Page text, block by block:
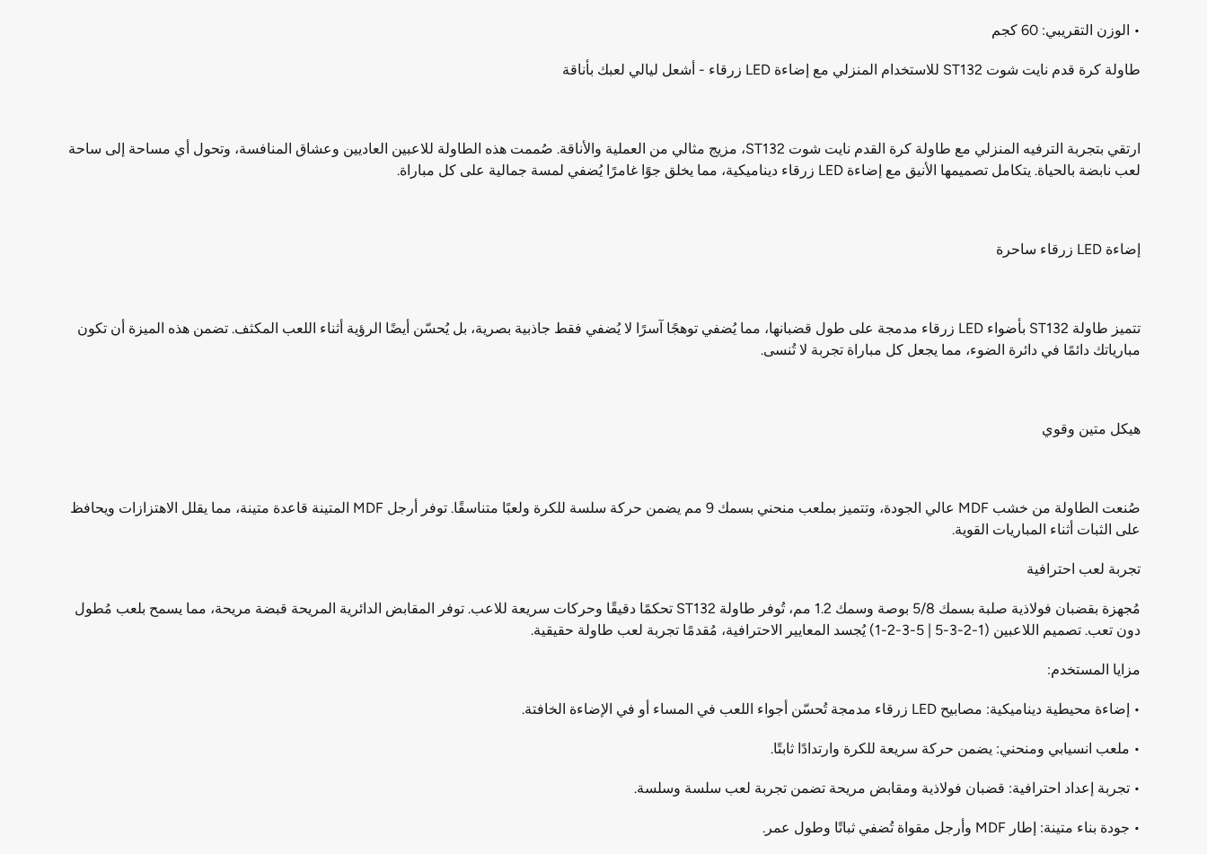
• الوزن التقريبي: 60 كجم
طاولة كرة قدم نايت شوت ST132 للاستخدام المنزلي مع إضاءة LED زرقاء - أشعل ليالي لعبك بأناقة
ارتقي بتجربة الترفيه المنزلي مع طاولة كرة القدم نايت شوت ST132، مزيج مثالي من العملية والأناقة. صُممت هذه الطاولة للاعبين العاديين وعشاق المنافسة، وتحول أي مساحة إلى ساحة
لعب نابضة بالحياة. يتكامل تصميمها الأنيق مع إضاءة LED زرقاء ديناميكية، مما يخلق جوًا غامرًا يُضفي لمسة جمالية على كل مباراة.
إضاءة LED زرقاء ساحرة
تتميز طاولة ST132 بأضواء LED زرقاء مدمجة على طول قضبانها، مما يُضفي توهجًا آسرًا لا يُضفي فقط جاذبية بصرية، بل يُحسّن أيضًا الرؤية أثناء اللعب المكثف. تضمن هذه الميزة أن تكون
مبارياتك دائمًا في دائرة الضوء، مما يجعل كل مباراة تجربة لا تُنسى.
هيكل متين وقوي
صُنعت الطاولة من خشب MDF عالي الجودة، وتتميز بملعب منحني بسمك 9 مم يضمن حركة سلسة للكرة ولعبًا متناسقًا. توفر أرجل MDF المتينة قاعدة متينة، مما يقلل الاهتزازات ويحافظ
على الثبات أثناء المباريات القوية.
تجربة لعب احترافية
مُجهزة بقضبان فولاذية صلبة بسمك 5/8 بوصة وسمك 1.2 مم، تُوفر طاولة ST132 تحكمًا دقيقًا وحركات سريعة للاعب. توفر المقابض الدائرية المريحة قبضة مريحة، مما يسمح بلعب مُطول
دون تعب. تصميم اللاعبين (1-2-3-5 | 5-3-2-1) يُجسد المعايير الاحترافية، مُقدمًا تجربة لعب طاولة حقيقية.
مزايا المستخدم:
• إضاءة محيطية ديناميكية: مصابيح LED زرقاء مدمجة تُحسّن أجواء اللعب في المساء أو في الإضاءة الخافتة.
• ملعب انسيابي ومنحني: يضمن حركة سريعة للكرة وارتدادًا ثابتًا.
• تجربة إعداد احترافية: قضبان فولاذية ومقابض مريحة تضمن تجربة لعب سلسة وسلسة.
• جودة بناء متينة: إطار MDF وأرجل مقواة تُضفي ثباتًا وطول عمر.